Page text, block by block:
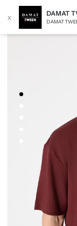
x DAMAT
DAMAT